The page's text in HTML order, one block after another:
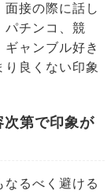
面接の際に話し
パチンコ、競
ャンブル好き
り良くない印象
次第で印象が
るべく避ける